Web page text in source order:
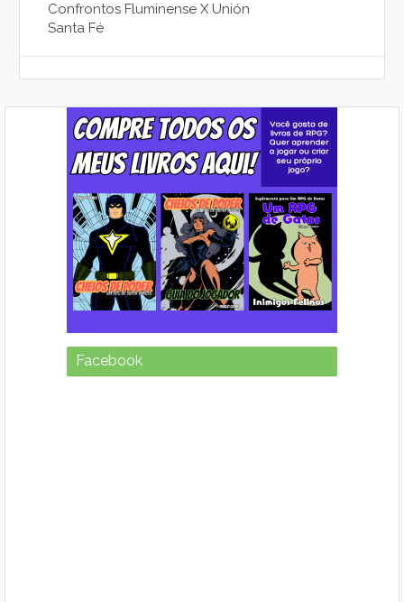
Confrontos Fluminense X Unión
Santa Fé
Facebook